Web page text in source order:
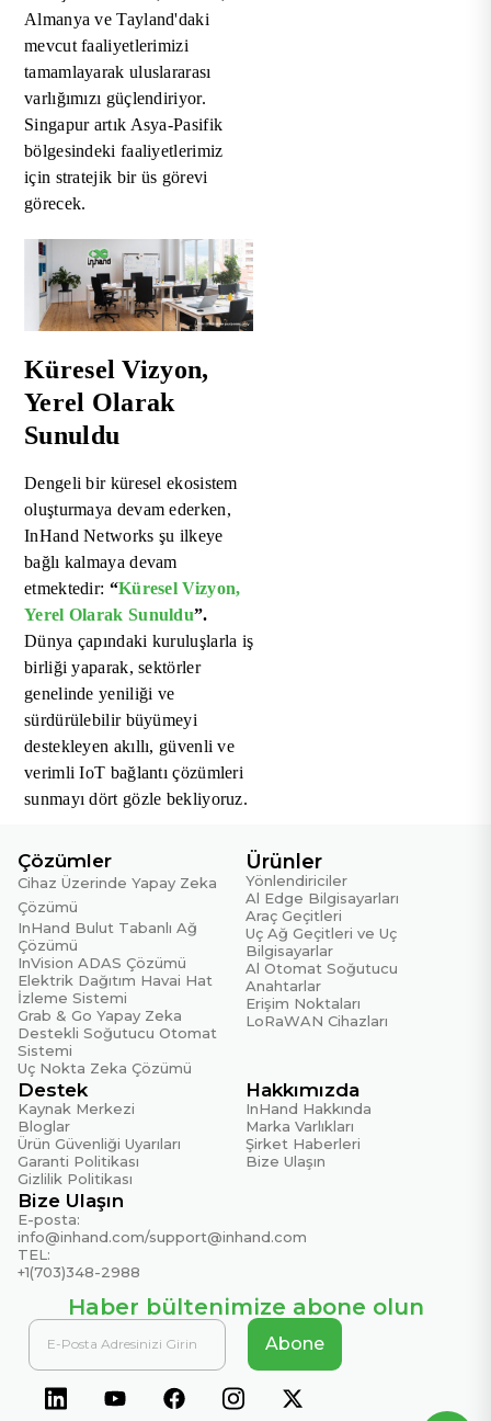
Almanya ve Tayland'daki
mevcut faaliyetlerimizi
tamamlayarak uluslararası
varlığımızı güçlendiriyor.
Singapur artık Asya-Pasifik
bölgesindeki faaliyetlerimiz
için stratejik bir üs görevi
görecek.
Küresel Vizyon,
Yerel Olarak
Sunuldu
Dengeli bir küresel ekosistem
oluşturmaya devam ederken,
InHand Networks şu ilkeye
bağlı kalmaya devam
etmektedir: “Küresel Vizyon,
Yerel Olarak Sunuldu”.
Dünya çapındaki kuruluşlarla iş
birliği yaparak, sektörler
genelinde yeniliği ve
sürdürülebilir büyümeyi
destekleyen akıllı, güvenli ve
verimli IoT bağlantı çözümleri
sunmayı dört gözle bekliyoruz.
Çözümler
Cihaz Üzerinde Yapay Zeka
Çözümü
InHand Bulut Tabanlı Ağ
Çözümü
InVision ADAS Çözümü
Elektrik Dağıtım Havai Hat
İzleme Sistemi
Grab & Go Yapay Zeka
Destekli Soğutucu Otomat
Sistemi
Uç Nokta Zeka Çözümü
Ürünler
Yönlendiriciler
Al Edge Bilgisayarları
Araç Geçitleri
Uç Ağ Geçitleri ve Uç
Bilgisayarlar
Al Otomat Soğutucu
Anahtarlar
Erişim Noktaları
LoRaWAN Cihazları
Destek
Kaynak Merkezi
Bloglar
Ürün Güvenliği Uyarıları
Garanti Politikası
Gizlilik Politikası
Hakkımızda
InHand Hakkında
Marka Varlıkları
Şirket Haberleri
Bize Ulaşın
Bize Ulaşın
E-posta:
info@inhand.com/support@inhand.com
TEL:
+1(703)348-2988
Haber bültenimize abone olun
Abone